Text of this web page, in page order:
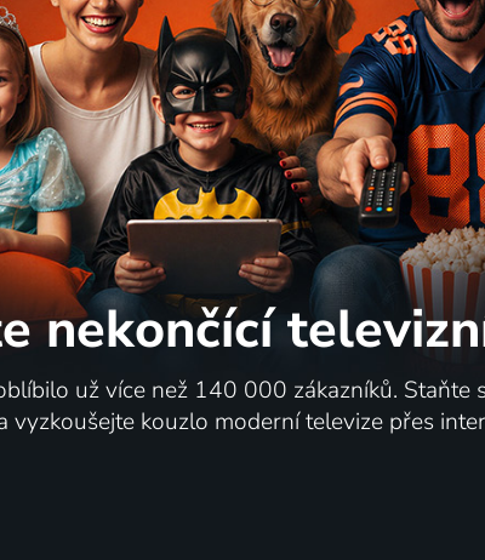
nekončící
už více než 140 000 zákazníků. Staňte
vyzkoušejte kouzlo moderní televize přes